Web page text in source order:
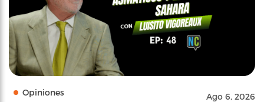
Opiniones Ago 6, 2026